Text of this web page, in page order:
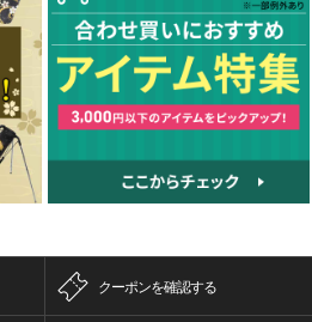
クーポンを確認する